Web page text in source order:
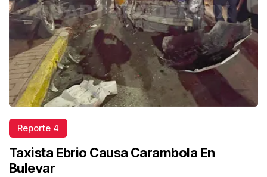
Reporte 4
Taxista Ebrio Causa Carambola En
Bulevar